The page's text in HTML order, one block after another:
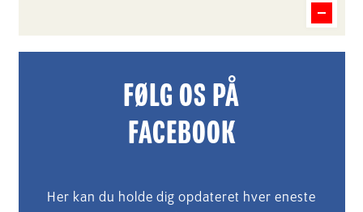
FØLG OS PÅ
FACEBOOK
Her kan du holde dig opdateret hver eneste